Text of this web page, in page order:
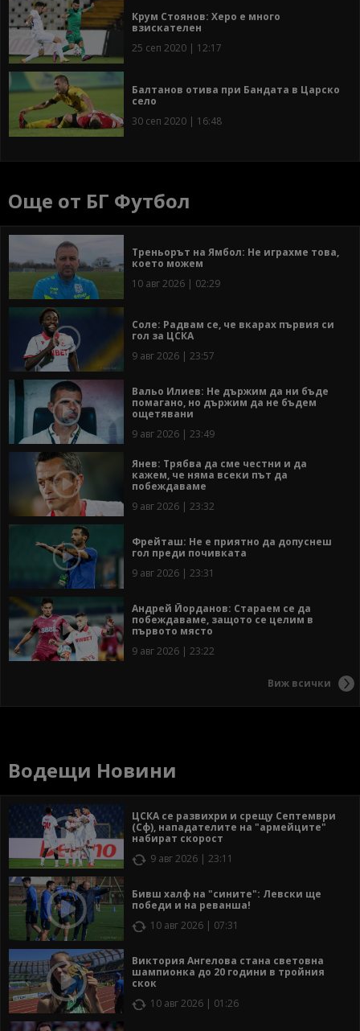
Крум Стоянов: Херо е много
взискателен
25 сеп 2020 | 12:17
Балтанов отива при Бандата в Царско
село
30 сеп 2020 | 16:48
Още от БГ Футбол
Треньорът на Ямбол: Не играхме това,
което можем
10 авг 2026 | 02:29
Соле: Радвам се, че вкарах първия си
гол за ЦСКА
9 авг 2026 | 23:57
Вальо Илиев: Не държим да ни бъде
помагано, но държим да не бъдем
ощетявани
9 авг 2026 | 23:49
Янев: Трябва да сме честни и да
кажем, че няма всеки път да
побеждаваме
9 авг 2026 | 23:32
Фрейташ: Не е приятно да допуснеш
гол преди почивката
9 авг 2026 | 23:31
Андрей Йорданов: Стараем се да
побеждаваме, защото се целим в
първото място
9 авг 2026 | 23:22
Виж всички
Водещи Новини
ЦСКА се развихри и срещу Септември
(Сф), нападателите на "армейците"
набират скорост
9 авг 2026 | 23:11
Бивш халф на "сините": Левски ще
победи и на реванша!
10 авг 2026 | 07:31
Виктория Ангелова стана световна
шампионка до 20 години в тройния
скок
10 авг 2026 | 01:26